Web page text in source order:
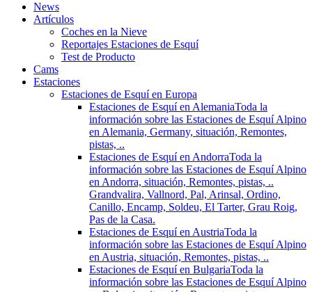
News
Artículos
Coches en la Nieve
Reportajes Estaciones de Esquí
Test de Producto
Cams
Estaciones
Estaciones de Esquí en Europa
Estaciones de Esquí en AlemaniaToda la
información sobre las Estaciones de Esquí Alpino
en Alemania, Germany, situación, Remontes,
pistas, ..
Estaciones de Esquí en AndorraToda la
información sobre las Estaciones de Esquí Alpino
en Andorra, situación, Remontes, pistas, ..
Grandvalira, Vallnord, Pal, Arinsal, Ordino,
Canillo, Encamp, Soldeu, El Tarter, Grau Roig,
Pas de la Casa.
Estaciones de Esquí en AustriaToda la
información sobre las Estaciones de Esquí Alpino
en Austria, situación, Remontes, pistas, ..
Estaciones de Esquí en BulgariaToda la
información sobre las Estaciones de Esquí Alpino